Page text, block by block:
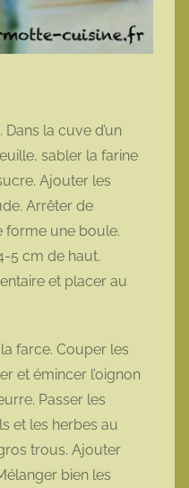
la cuve d’un
sabler la farine
Ajouter les
Arrêter de
forme une boule.
5 cm de haut.
et placer au
farce. Couper les
et émincer l’oignon
Passer les
et les herbes au
trous. Ajouter
bien les